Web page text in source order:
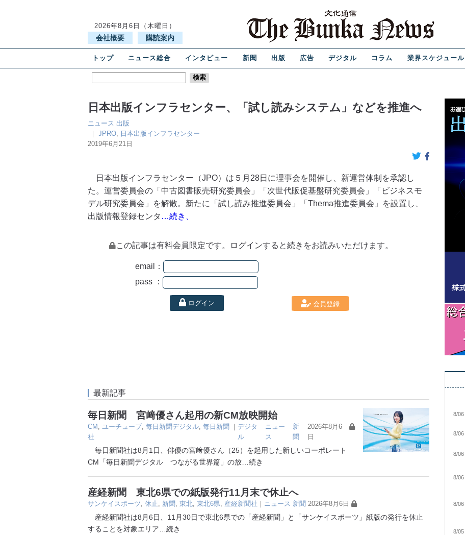
2026年8月6日（木曜日）
会社概要 購読案内
トップ ニュース総合 インタビュー 新聞 出版 広告 デジタル コラム 業界スケジュール
日本出版インフラセンター、「試し読みシステム」などを推進へ
ニュース 出版
｜ JPRO, 日本出版インフラセンター
2019年6月21日
日本出版インフラセンター（JPO）は５月28日に理事会を開催し、新運営体制を承認し
た。運営委員会の「中古図書販売研究委員会」「次世代販促基盤研究委員会」「ビジネスモ
デル研究委員会」を解散。新たに「試し読み推進委員会」「Thema推進委員会」を設置し、
出版情報登録センタ …続き、
この記事は有料会員限定です。ログインすると続きをお読みいただけます。
email：
pass ：
ログイン 会員登録
最新記事
毎日新聞 宮﨑優さん起用の新CM放映開始
CM ユーチューブ 毎日新聞デジタル 毎日新聞
社
｜ デジタ
ル
ニュー
ス
新
聞
2026年8月6
日
毎日新聞社は8月1日、俳優の宮﨑優さん（25）を起用した新しいコーポレート
CM「毎日新聞デジタル つながる世界篇」の放 …続き
産経新聞 東北6県での紙版発行11月末で休止へ
サンケイスポーツ 休止 新聞 東北 東北6県 産経新聞社 ｜ ニュース 新聞 2026年8月6日
産経新聞社は8月6日、11月30日で東北6県での「産経新聞」と「サンケイスポーツ」紙版の発行を休止
することを対象エリア …続き
8/06
8/06
8/06
8/06
8/06
8/05